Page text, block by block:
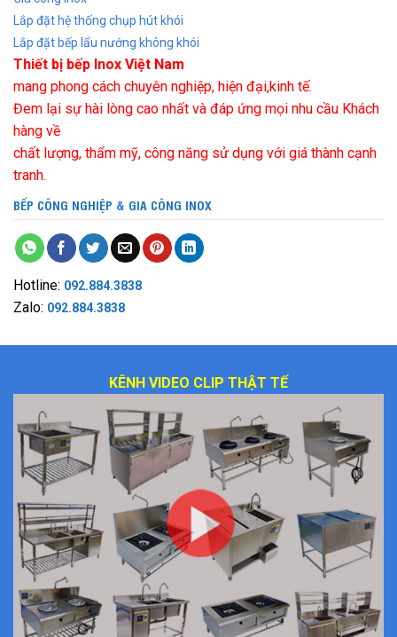
Lắp đặt hệ thống chụp hút khói
Lắp đặt bếp lẩu nướng không khói
Thiết bị bếp Inox Việt Nam
mang phong cách chuyên nghiệp, hiện đại,kinh tế.
Đem lại sự hài lòng cao nhất và đáp ứng mọi nhu cầu Khách
hàng về
chất lượng, thẩm mỹ, công năng sử dụng với giá thành cạnh
tranh.
BẾP CÔNG NGHIỆP & GIA CÔNG INOX
Hotline: 092.884.3838
Zalo: 092.884.3838
KÊNH VIDEO CLIP THẬT TẾ